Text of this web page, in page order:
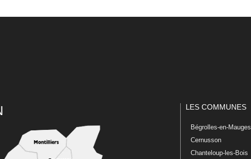
LES COMMUNES
Bégrolles-en-Mauges
Cernusson
Chanteloup-les-Bois